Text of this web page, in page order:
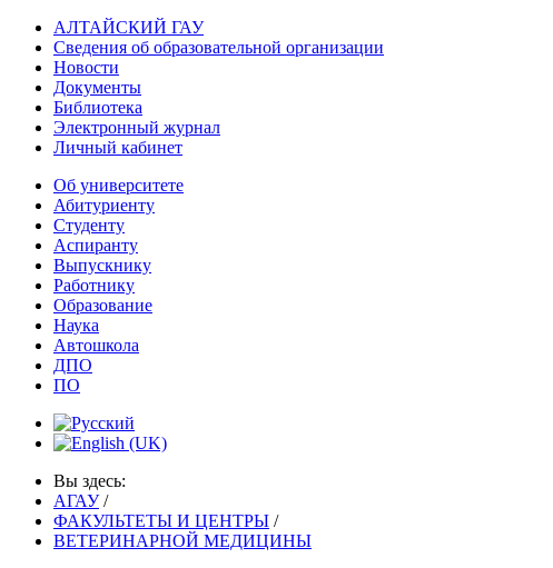
АЛТАЙСКИЙ ГАУ
Сведения об образовательной организации
Новости
Документы
Библиотека
Электронный журнал
Личный кабинет
Об университете
Абитуриенту
Студенту
Аспиранту
Выпускнику
Работнику
Образование
Наука
Автошкола
ДПО
ПО
Вы здесь:
АГАУ /
ФАКУЛЬТЕТЫ И ЦЕНТРЫ /
ВЕТЕРИНАРНОЙ МЕДИЦИНЫ